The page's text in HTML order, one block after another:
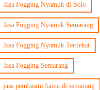
Jasa Fogging Nyamuk di Solo
Jasa Fogging Nyamuk Semarang
Jasa Fogging Nyamuk Terdekat
Jasa Fogging Semarang
jasa pembasmi hama di semarang